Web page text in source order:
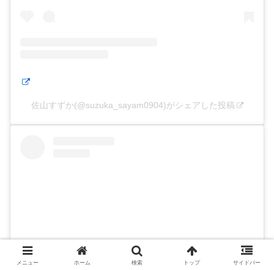
佐山すずか(@suzuka_sayam0904)がシェアした投稿
メニュー ホーム 検索 トップ サイドバー